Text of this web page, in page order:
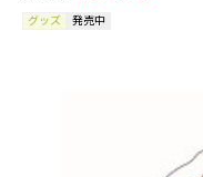
グッズ 発売中